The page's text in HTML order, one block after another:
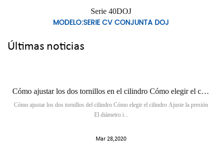
CV CONJUNTA DOJ
Últimas noticias
Cómo ajustar los dos tornillos en el cilindro Cómo elegir el cilindro para ajustar la presión
cilindro Cómo elegir el cilindro Ajuste la presión
Lo que debe
En el centro de autopartes,